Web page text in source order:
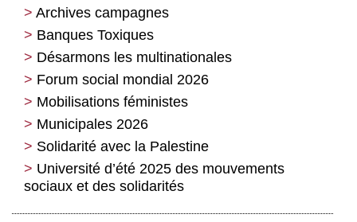
Archives campagnes
Banques Toxiques
Désarmons les multinationales
Forum social mondial 2026
Mobilisations féministes
Municipales 2026
Solidarité avec la Palestine
Université d’été 2025 des mouvements
sociaux et des solidarités